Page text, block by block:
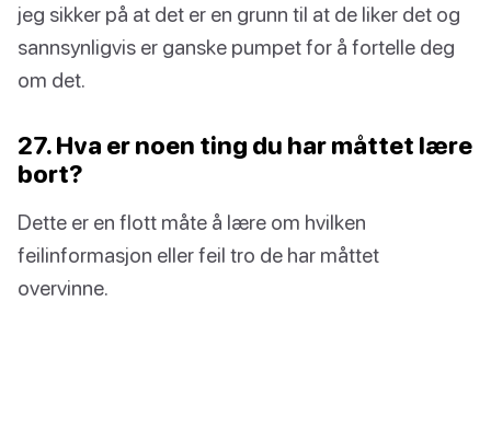
jeg sikker på at det er en grunn til at de liker det og
sannsynligvis er ganske pumpet for å fortelle deg
om det.
27. Hva er noen ting du har måttet lære
bort?
Dette er en flott måte å lære om hvilken
feilinformasjon eller feil tro de har måttet
overvinne.